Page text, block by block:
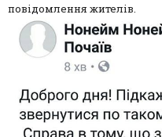
повідомлення жителів.